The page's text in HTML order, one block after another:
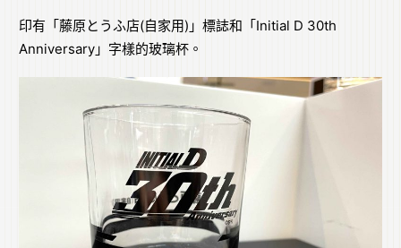
印有「藤原とうふ店(自家用)」標誌和「Initial D 30th
Anniversary」字樣的玻璃杯。